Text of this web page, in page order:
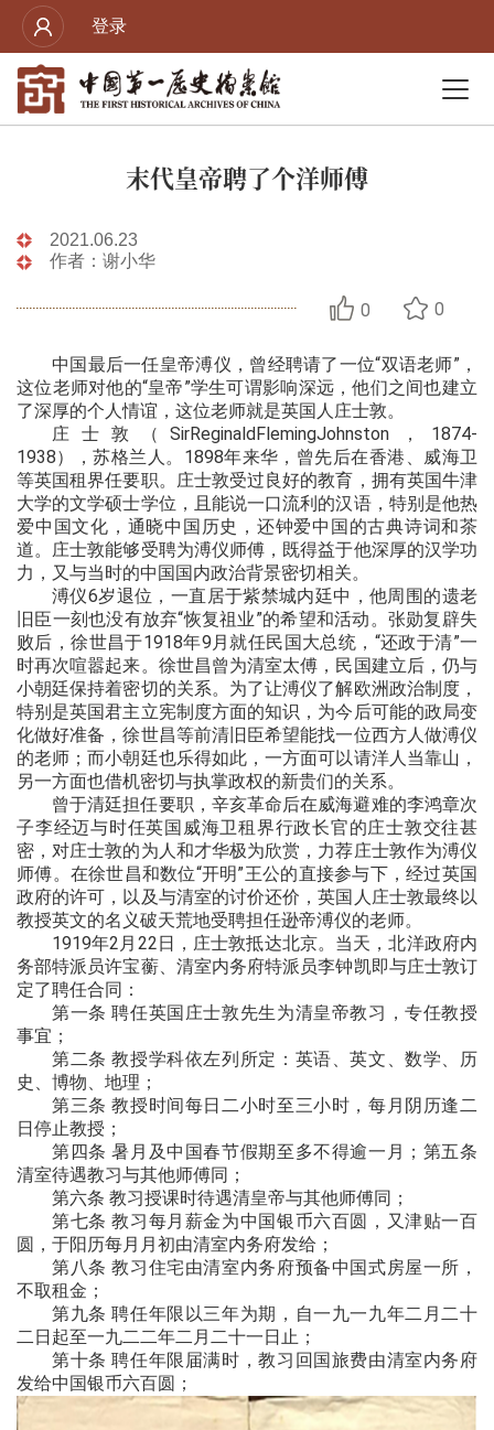
登录
末代皇帝聘了个洋师傅
2021.06.23
作者：谢小华
0 0
中国最后一任皇帝溥仪，曾经聘请了一位“双语老师”，
这位老师对他的“皇帝”学生可谓影响深远，他们之间也建立
了深厚的个人情谊，这位老师就是英国人庄士敦。
庄士敦（SirReginaldFlemingJohnston，1874-
1938），苏格兰人。1898年来华，曾先后在香港、威海卫
等英国租界任要职。庄士敦受过良好的教育，拥有英国牛津
大学的文学硕士学位，且能说一口流利的汉语，特别是他热
爱中国文化，通晓中国历史，还钟爱中国的古典诗词和茶
道。庄士敦能够受聘为溥仪师傅，既得益于他深厚的汉学功
力，又与当时的中国国内政治背景密切相关。
溥仪6岁退位，一直居于紫禁城内廷中，他周围的遗老
旧臣一刻也没有放弃“恢复祖业”的希望和活动。张勋复辟失
败后，徐世昌于1918年9月就任民国大总统，“还政于清”一
时再次喧嚣起来。徐世昌曾为清室太傅，民国建立后，仍与
小朝廷保持着密切的关系。为了让溥仪了解欧洲政治制度，
特别是英国君主立宪制度方面的知识，为今后可能的政局变
化做好准备，徐世昌等前清旧臣希望能找一位西方人做溥仪
的老师；而小朝廷也乐得如此，一方面可以请洋人当靠山，
另一方面也借机密切与执掌政权的新贵们的关系。
曾于清廷担任要职，辛亥革命后在威海避难的李鸿章次
子李经迈与时任英国威海卫租界行政长官的庄士敦交往甚
密，对庄士敦的为人和才华极为欣赏，力荐庄士敦作为溥仪
师傅。在徐世昌和数位“开明”王公的直接参与下，经过英国
政府的许可，以及与清室的讨价还价，英国人庄士敦最终以
教授英文的名义破天荒地受聘担任逊帝溥仪的老师。
1919年2月22日，庄士敦抵达北京。当天，北洋政府内
务部特派员许宝蘅、清室内务府特派员李钟凯即与庄士敦订
定了聘任合同：
第一条 聘任英国庄士敦先生为清皇帝教习，专任教授
事宜；
第二条 教授学科依左列所定：英语、英文、数学、历
史、博物、地理；
第三条 教授时间每日二小时至三小时，每月阴历逢二
日停止教授；
第四条 暑月及中国春节假期至多不得逾一月；第五条
清室待遇教习与其他师傅同；
第六条 教习授课时待遇清皇帝与其他师傅同；
第七条 教习每月薪金为中国银币六百圆，又津贴一百
圆，于阳历每月月初由清室内务府发给；
第八条 教习住宅由清室内务府预备中国式房屋一所，
不取租金；
第九条 聘任年限以三年为期，自一九一九年二月二十
二日起至一九二二年二月二十一日止；
第十条 聘任年限届满时，教习回国旅费由清室内务府
发给中国银币六百圆；